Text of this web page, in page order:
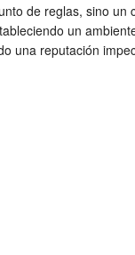
de reglas, sino
un
una reputación